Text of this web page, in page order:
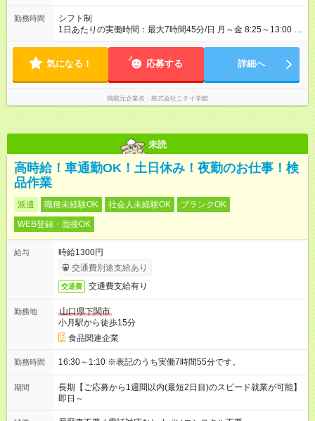
勤務時間
シフト制
1日あたりの実働時間：最大7時間45分/日 月～金 8:25～13:00 ※
シフトにより1日勤務の場合あり（8:25～17:10（休憩60分））
気になる！ 応募する 詳細へ
掲載元企業名 株式会社ニチイ学館
未読
高時給！車通勤OK！土日休み！夜勤のお仕事！検
品作業
派遣 職種未経験OK 社会人未経験OK
ブランクOK
WEB登録・面接OK
給与
時給1300円
交通費別途支給あり
交通費 交通費支給有り
勤務地
山口県下関市
小月駅から徒歩15分
食品関連企業
勤務時間 16:30～1:10 ※表記のうち実働7時間55分です。
期間
長期【ご応募から1週間以内(最短2日目)のスピード就業が可能】
即日～